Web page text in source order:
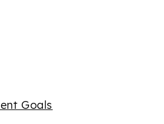
{' '}
dem
Goals